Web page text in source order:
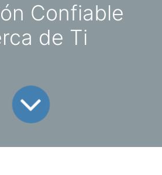
Confiable
de Ti